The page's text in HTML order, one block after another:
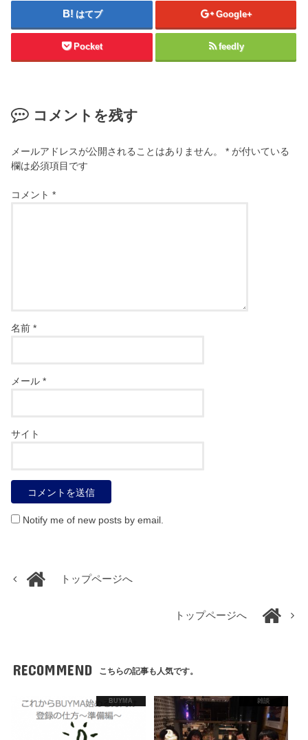
はてブ Google+
Pocket feedly
コメントを残す
メールアドレスが公開されることはありません。 * が付いている
欄は必須項目です
コメント*
名前*
メール*
サイト
Notify me of new posts by email.
トップページへ
トップページへ
RECOMMEND こちらの記事も人気です。
BUYMA 雑談